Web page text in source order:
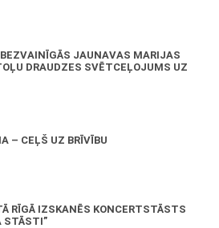
JAUNAVAS MARIJAS
DRAUDZES SVĒTCEĻOJUMS UZ
– CEĻŠ UZ BRĪVĪBU
RĪGĀ IZSKANĒS KONCERTSTĀSTS
STĀSTI”